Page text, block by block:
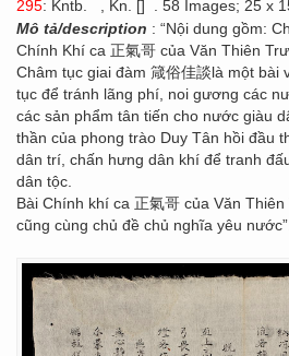
295: Kntb. , Kn. []
. 58 Images; 25 x
Mô tả/description : “Nội dung gồm:
Chính Khí ca 正氣哥 của Văn Thiên
Châm tục giai đàm 箴俗佳談là một bài
tục để tránh lãng phí, noi gương các
các sản phẩm tân tiến cho nước giàu
thần của phong trào Duy Tân hồi đầu
dân trí, chấn hưng dân khí để tranh
dân tộc.
Bài Chính khí ca 正氣哥 của Văn
cũng cùng chủ đề chủ nghĩa yêu